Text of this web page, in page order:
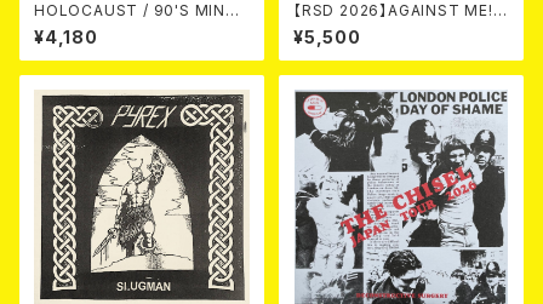
HOLOCAUST / 90'S MIND I
N YOUR MINDS (※LTD.150
SWIRL BLUE VINYL)
¥4,180
【RSD 2026】AGAINST ME! /
NEW WAVE B-SIDES [RSD V
INYL EP][Coloured Vinyl](1
2")
¥5,500